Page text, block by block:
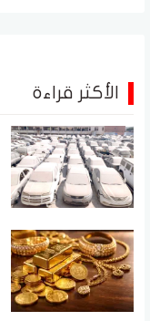
الأكثر قراءة